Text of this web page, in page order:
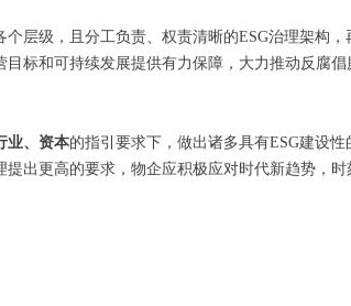
层级，且分工负责、权责清晰的ESG治理架构
标和可持续发展提供有力保障，大力推动反腐
业、资本的指引要求下，做出诸多具有ESG建设
出更高的要求，物企应积极应对时代新趋势，时